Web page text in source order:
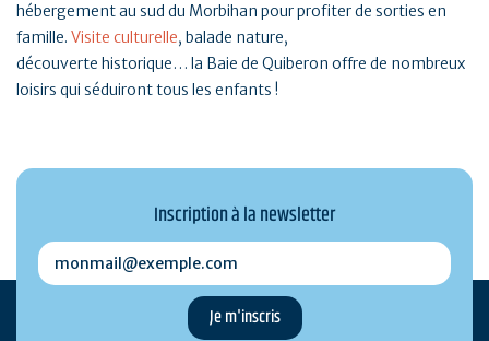
hébergement au sud du Morbihan pour profiter de sorties en
famille. Visite culturelle, balade nature,
découverte historique… la Baie de Quiberon offre de nombreux
loisirs qui séduiront tous les enfants !
Inscription à la newsletter
monmail@exemple.com